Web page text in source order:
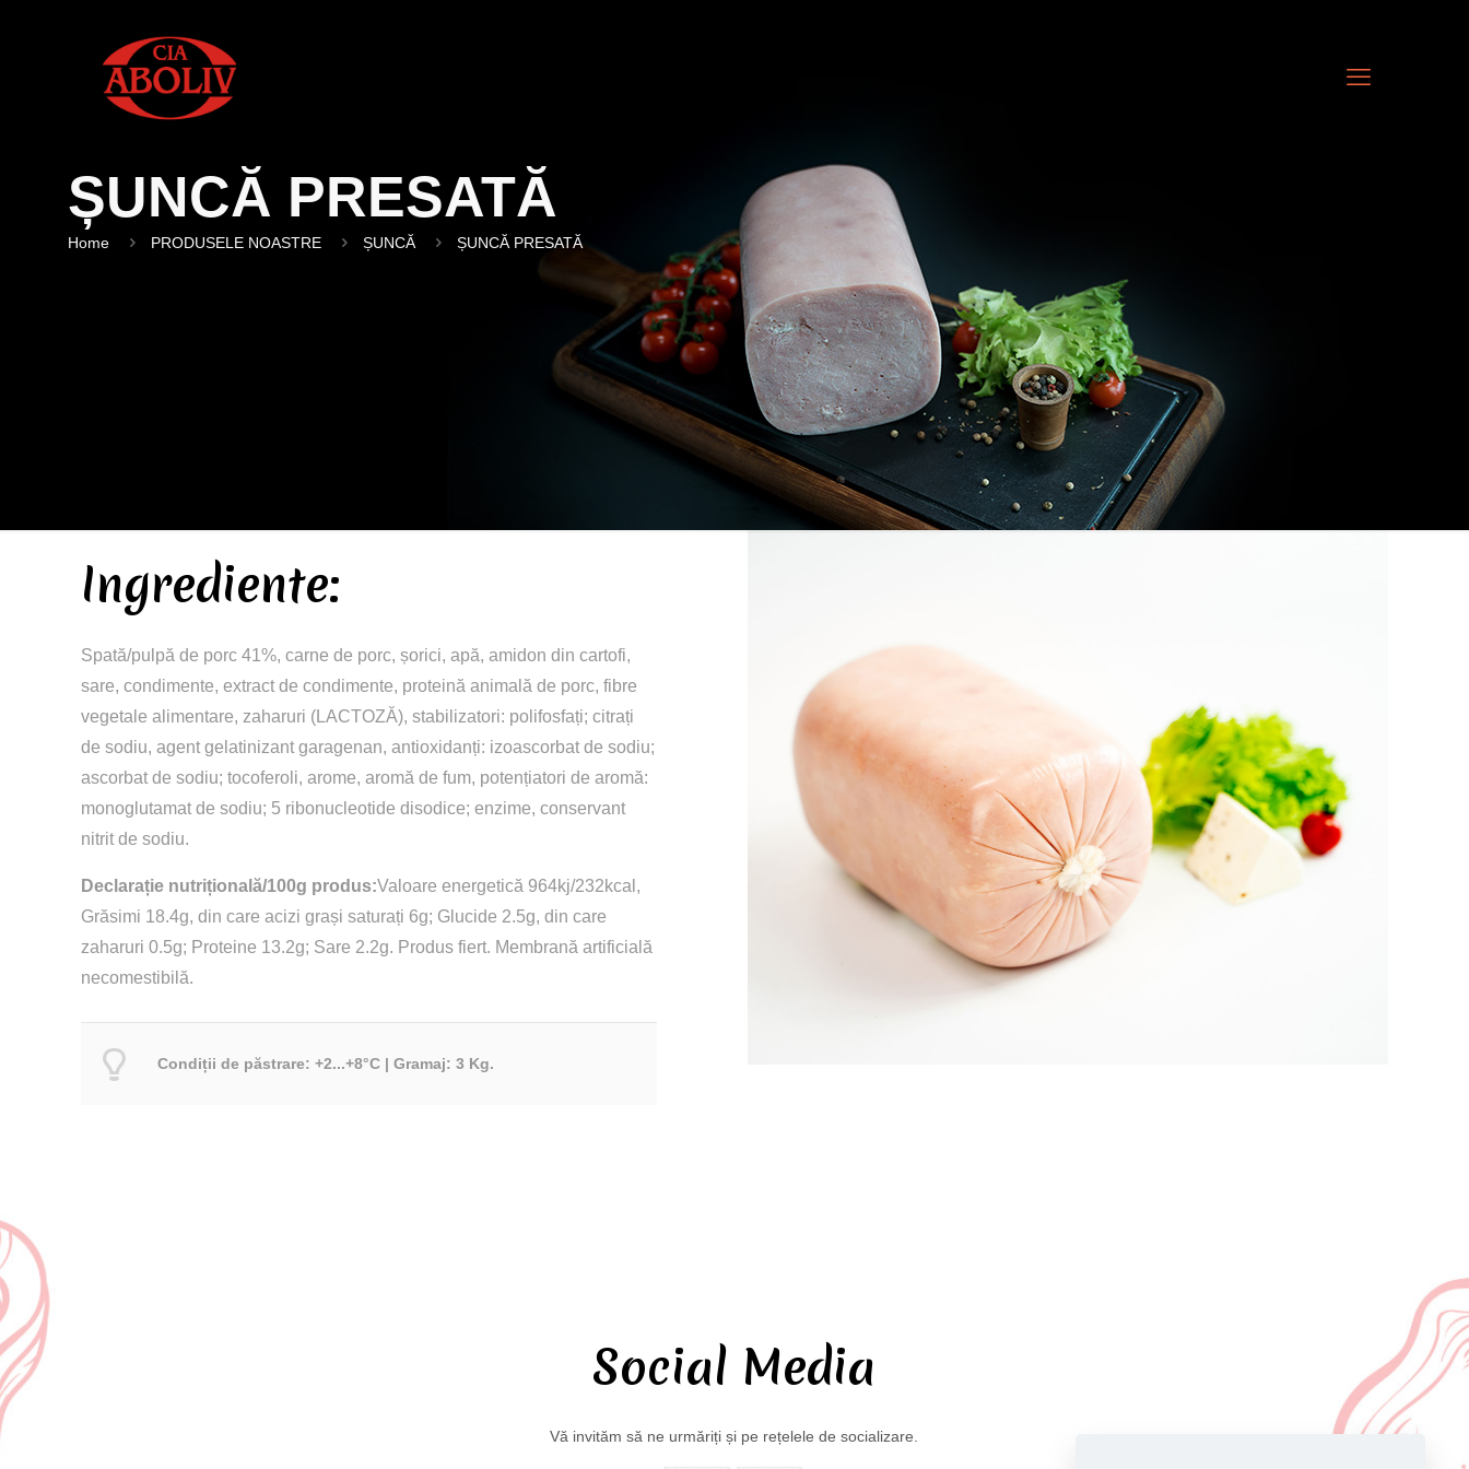
ȘUNCĂ PRESATĂ
Home PRODUSELE NOASTRE ȘUNCĂ ȘUNCĂ PRESATĂ
Ingrediente:
Spată/pulpă de porc 41%, carne de porc, șorici, apă, amidon din cartofi,
sare, condimente, extract de condimente, proteină animală de porc, fibre
vegetale alimentare, zaharuri (LACTOZĂ), stabilizatori: polifosfați; citrați
de sodiu, agent gelatinizant garagenan, antioxidanți: izoascorbat de sodiu;
ascorbat de sodiu; tocoferoli, arome, aromă de fum, potențiatori de aromă:
monoglutamat de sodiu; 5 ribonucleotide disodice; enzime, conservant
nitrit de sodiu.
Declarație nutrițională/100g produs:Valoare energetică 964kj/232kcal,
Grăsimi 18.4g, din care acizi grași saturați 6g; Glucide 2.5g, din care
zaharuri 0.5g; Proteine 13.2g; Sare 2.2g. Produs fiert. Membrană artificială
necomestibilă.
Condiții de păstrare: +2...+8°C | Gramaj: 3 Kg.
Social Media
Vă invităm să ne urmăriți și pe rețelele de socializare.